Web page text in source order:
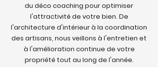
du déco coaching pour optimiser
l'attractivité de votre bien. De
l'architecture d'intérieur à la coordination
des artisans, nous veillons à l'entretien et
à l'amélioration continue de votre
propriété tout au long de l'année.